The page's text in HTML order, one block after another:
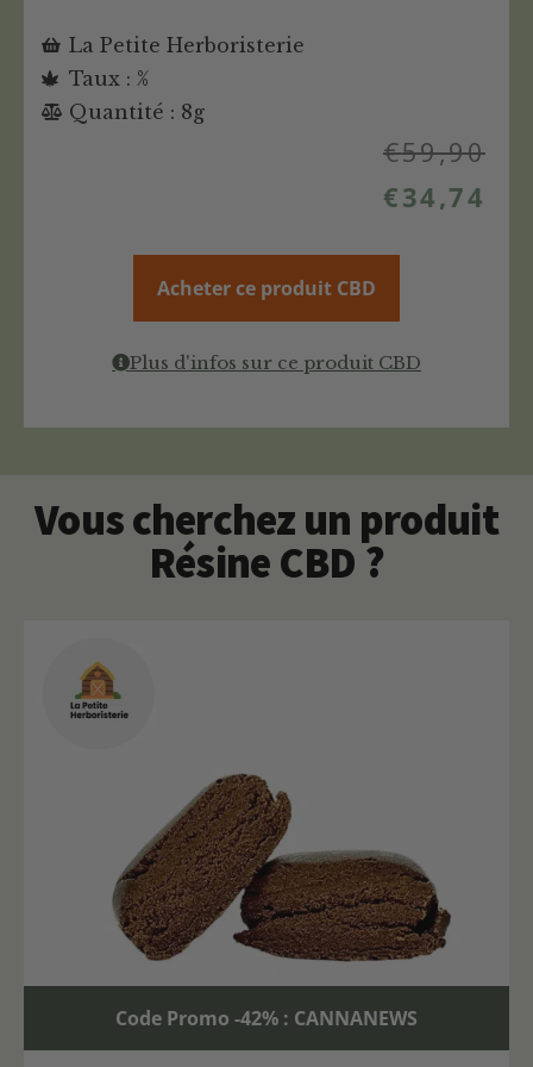
La Petite Herboristerie
Taux : %
Quantité : 8g
€59,90
€34,74
Acheter ce produit CBD
Plus d'infos sur ce produit CBD
Vous cherchez un produit
Résine CBD ?
Code Promo -42% : CANNANEWS